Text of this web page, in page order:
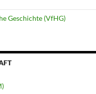
Geschichte (VfHG)